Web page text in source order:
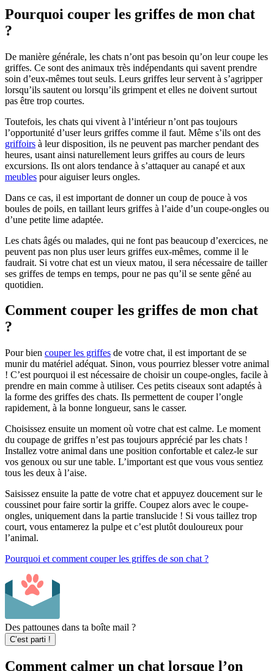
Pourquoi couper les griffes de mon chat
?
De manière générale, les chats n’ont pas besoin qu’on leur coupe les
griffes. Ce sont des animaux très indépendants qui savent prendre
soin d’eux-mêmes tout seuls. Leurs griffes leur servent à s’agripper
lorsqu’ils sautent ou lorsqu’ils grimpent et elles ne doivent surtout
pas être trop courtes.
Toutefois, les chats qui vivent à l’intérieur n’ont pas toujours
l’opportunité d’user leurs griffes comme il faut. Même s’ils ont des
griffoirs à leur disposition, ils ne peuvent pas marcher pendant des
heures, usant ainsi naturellement leurs griffes au cours de leurs
excursions. Ils ont alors tendance à s’attaquer au canapé et aux
meubles pour aiguiser leurs ongles.
Dans ce cas, il est important de donner un coup de pouce à vos
boules de poils, en taillant leurs griffes à l’aide d’un coupe-ongles ou
d’une petite lime adaptée.
Les chats âgés ou malades, qui ne font pas beaucoup d’exercices, ne
peuvent pas non plus user leurs griffes eux-mêmes, comme il le
faudrait. Si votre chat est un vieux matou, il sera nécessaire de tailler
ses griffes de temps en temps, pour ne pas qu’il se sente gêné au
quotidien.
Comment couper les griffes de mon chat
?
Pour bien couper les griffes de votre chat, il est important de se
munir du matériel adéquat. Sinon, vous pourriez blesser votre animal
! C’est pourquoi il est nécessaire de choisir un coupe-ongles, facile à
prendre en main comme à utiliser. Ces petits ciseaux sont adaptés à
la forme des griffes des chats. Ils permettent de couper l’ongle
rapidement, à la bonne longueur, sans le casser.
Choisissez ensuite un moment où votre chat est calme. Le moment
du coupage de griffes n’est pas toujours apprécié par les chats !
Installez votre animal dans une position confortable et calez-le sur
vos genoux ou sur une table. L’important est que vous vous sentiez
tous les deux à l’aise.
Saisissez ensuite la patte de votre chat et appuyez doucement sur le
coussinet pour faire sortir la griffe. Coupez alors avec le coupe-
ongles, uniquement dans la partie translucide ! Si vous taillez trop
court, vous entamerez la pulpe et c’est plutôt douloureux pour
l’animal.
Pourquoi et comment couper les griffes de son chat ?
Des pattounes dans ta boîte mail ?
C’est parti !
Comment calmer un chat lorsque l’on